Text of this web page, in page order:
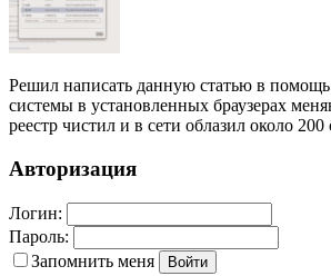
Решил написать данную статью в помощь
системы в установленных браузерах
реестр чистил и в сети облазил около
Авторизация
Логин:
Пароль:
Запомнить меня